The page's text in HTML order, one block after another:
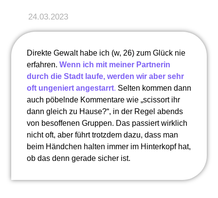
24.03.2023
Direkte Gewalt habe ich (w, 26) zum Glück nie
erfahren. Wenn ich mit meiner Partnerin
durch die Stadt laufe, werden wir aber sehr
oft ungeniert angestarrt. Selten kommen dann
auch pöbelnde Kommentare wie „scissort ihr
dann gleich zu Hause?“, in der Regel abends
von besoffenen Gruppen. Das passiert wirklich
nicht oft, aber führt trotzdem dazu, dass man
beim Händchen halten immer im Hinterkopf hat,
ob das denn gerade sicher ist.